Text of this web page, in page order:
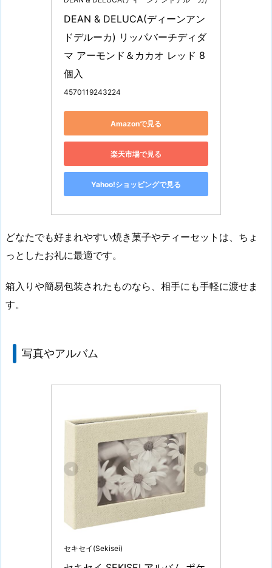
DEAN & DELUCA(ディーンアン
ドデルーカ) リッパバーチディダ
マ アーモンド＆カカオ レッド 8
個入
4570119243224
Amazonで見る
楽天市場で見る
Yahoo!ショッピングで見る
どなたでも好まれやすい焼き菓子やティーセットは、ちょ
っとしたお礼に最適です。
箱入りや簡易包装されたものなら、相手にも手軽に渡せま
す。
写真やアルバム
セキセイ(Sekisei)